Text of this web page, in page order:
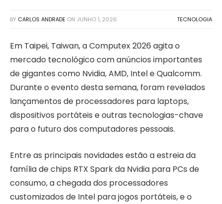
BY CARLOS ANDRADE ON JUNHO 1, 2026 TECNOLOGIA
Em Taipei, Taiwan, a Computex 2026 agita o
mercado tecnológico com anúncios importantes
de gigantes como Nvidia, AMD, Intel e Qualcomm.
Durante o evento desta semana, foram revelados
lançamentos de processadores para laptops,
dispositivos portáteis e outras tecnologias-chave
para o futuro dos computadores pessoais.
Entre as principais novidades estão a estreia da
família de chips RTX Spark da Nvidia para PCs de
consumo, a chegada dos processadores
customizados de Intel para jogos portáteis, e o